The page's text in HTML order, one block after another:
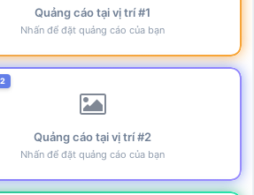
Quảng cáo tại vị trí #1
Nhấn để đặt quảng cáo của bạn
Quảng cáo tại vị trí #2
Nhấn để đặt quảng cáo của bạn